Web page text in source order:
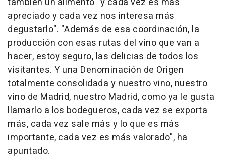
apreciado y cada vez nos interesa más
degustarlo". "Además de esa coordinación, la
producción con esas rutas del vino que van a
hacer, estoy seguro, las delicias de todos los
visitantes. Y una Denominación de Origen
totalmente consolidada y nuestro vino, nuestro
vino de Madrid, nuestro Madrid, como ya le gusta
llamarlo a los bodegueros, cada vez se exporta
más, cada vez sale más y lo que es más
importante, cada vez es más valorado", ha
apuntado.